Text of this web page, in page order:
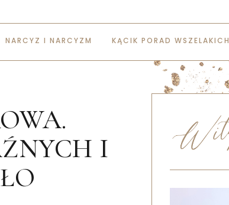
NARCYZ I NARCYZM KĄCIK PORAD WSZELAKICH
I